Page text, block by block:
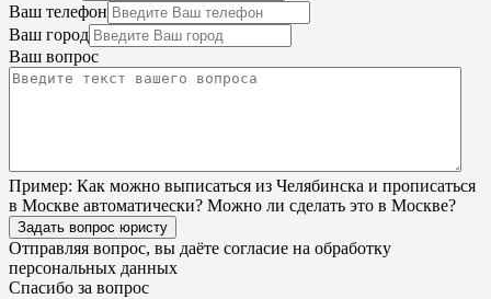
Ваш телефон
Ваш город
Ваш вопрос
Пример: Как можно выписаться из Челябинска и прописаться
в Москве автоматически? Можно ли сделать это в Москве?
Задать вопрос юристу
Отправляя вопрос, вы даёте согласие на обработку
персональных данных
Спасибо за вопрос